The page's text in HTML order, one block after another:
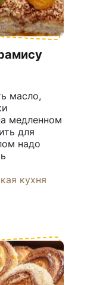
масло,
медленном
для
надо
кухня